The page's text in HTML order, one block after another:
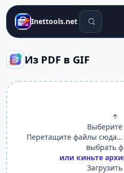
Inettools.net Поиск
Из PDF в GIF
↑
Перетащите файлы сюда…
выбрать
или киньте